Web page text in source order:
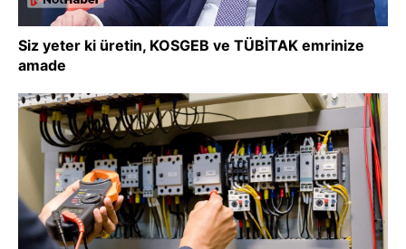
Siz yeter ki üretin, KOSGEB ve TÜBİTAK emrinize
amade